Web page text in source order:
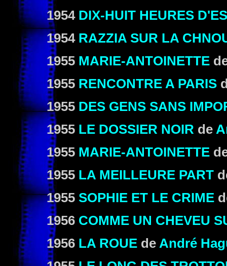
1954 DIX-HUIT HEURES
1954 RAZZIA SUR LA
1955 MARIE-ANTOINETTE
1955 RENCONTRE A PARIS
1955 DES GENS SANS
1955 LE DOSSIER NOIR de
1955 MARIE-ANTOINETTE
1955 LA MEILLEURE PART
1955 SOPHIE ET LE CRIME
1956 COMME UN CHEVEU
1956 LA ROUE de André